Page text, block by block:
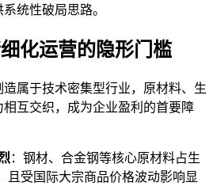
统性破局思路。
化运营的隐形门槛
属于技术密集型行业，原材料、生
互交织，成为企业盈利的首要障
：钢材、合金钢等核心原材料占生
且受国际大宗商品价格波动影响显